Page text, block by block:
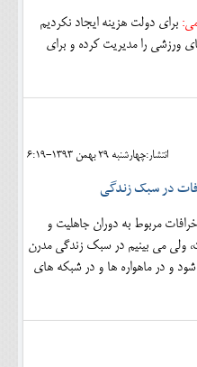
برای دولت هزینه ایجاد نکردیم
ورزشی را مدیریت کرده و برای
انتشار:چهارشنبه 29 بهمن 1393-6:19
در سبک زندگی
مربوط به دوران جاهلیت و
ولی می بینیم در سبک زندگی مدرن
شود و در ماهواره ها و در شبکه های